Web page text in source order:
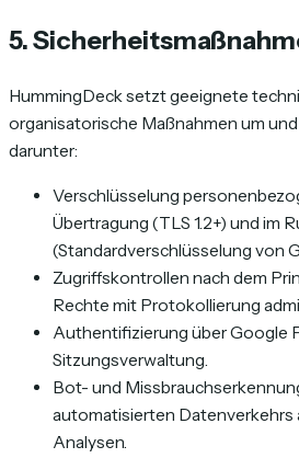
5.
HummingDeck setzt geeignete
organisatorische Maßnahmen um
darunter:
Verschlüsselung
Übertragung (TLS 1.2+) und im
(Standardverschlüsselung von
Zugriffskontrollen nach dem
Rechte mit Protokollierung
Authentifizierung über Google
Sitzungsverwaltung.
Bot- und
automatisierten Datenverkehrs
Analysen.